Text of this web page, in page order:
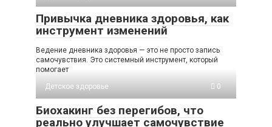
Привычка дневника здоровья, как
инструмент изменений
Ведение дневника здоровья — это не просто запись
самочувствия. Это системный инструмент, который
помогает
Детское здоровье
0
Биохакинг без перегибов, что
реально улучшает самочувствие